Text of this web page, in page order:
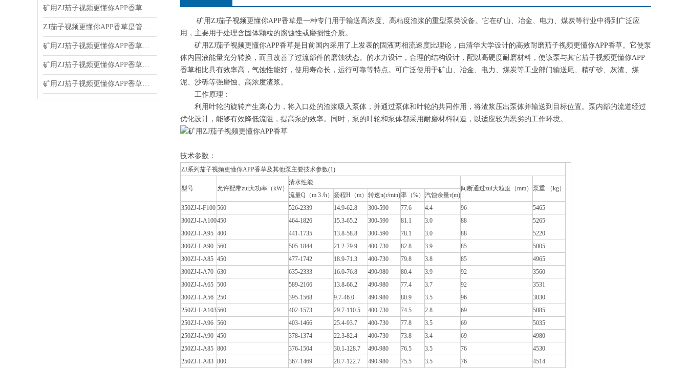
矿用ZJ茄子视频更懂你APP香草能够节省能源，提高生产效率
ZJ茄子视频更懂你APP香草是管道水利输送的关键设备
矿用ZJ茄子视频更懂你APP香草不出水的解决办法
矿用ZJ茄子视频更懂你APP香草是如何工作的呢
矿用ZJ茄子视频更懂你APP香草的工况点简单说明一下
矿用ZJ茄子视频更懂你APP香草是一种专门用于输送高浓度、高粘度渣浆的重型泵类设备。它在矿山、冶金、电力、煤炭等行业中得到广泛应
用，主要用于处理含固体颗粒的腐蚀性或磨损性介质。
矿用ZJ茄子视频更懂你APP香草是目前国内采用了上发表的固液两相流速度比理论，由清华大学设计的高效耐磨茄子视频更懂你APP香草。它使泵
体内固液能量充分转换，而且改善了过流部件的磨蚀状态。的水力设计，合理的结构设计，配以高硬度耐磨材料，使该泵与其它茄子视频更懂你APP
香草相比具有效率高，气蚀性能好，使用寿命长，运行可靠等特点。可广泛使用于矿山、冶金、电力、煤炭等工业部门输送尾、精矿砂、灰渣、煤
泥、沙砾等强磨蚀、高浓度渣浆。
工作原理：
利用叶轮的旋转产生离心力，将入口处的渣浆吸入泵体，并通过泵体和叶轮的共同作用，将渣浆压出泵体并输送到目标位置。泵内部的流道经过
优化设计，能够有效降低流阻，提高泵的效率。同时，泵的叶轮和泵体都采用耐磨材料制造，以适应较为恶劣的工作环境。
技术参数：
ZJ系列茄子视频更懂你APP香草及其他泵主要技术参数(1)
型号 允许配带zui大功率（kW）
清水性能
间断通过zui大粒度（mm） 泵重 （kg）
流量Q（m 3 /h） 扬程H（m） 转速n(r/min)率（%） 汽蚀余量r(m)
350ZJ-I-F100 560 526-2339 14.9-62.8 300-590 77.6 4.4 96
5465
300ZJ-I-A100450 464-1826 15.3-65.2 300-590 81.1 3.0 88
5265
300ZJ-I-A95 400 441-1735 13.8-58.8 300-590 78.1 3.0 88
5220
300ZJ-I-A90 560 505-1844 21.2-79.9 400-730 82.8 3.9 85
5005
300ZJ-I-A85 450 477-1742 18.9-71.3 400-730 79.8 3.8 85
4965
300ZJ-I-A70 630 635-2333 16.0-76.8 490-980 80.4 3.9 92
3560
300ZJ-I-A65 500 589-2166 13.8-66.2 490-980 77.4 3.7 92
3531
300ZJ-I-A56 250 395-1568 9.7-46.0 490-980 80.9 3.5 96
3030
250ZJ-I-A103560 402-1573 29.7-110.5 400-730 74.5 2.8 69
5085
250ZJ-I-A96 560 403-1466 25.4-93.7 400-730 77.8 3.5 69
5035
250ZJ-I-A90 450 378-1374 22.3-82.4 400-730 73.8 3.4 69
4980
250ZJ-I-A85 800 376-1504 30.1-128.7 490-980 76.5 3.5 76
4530
250ZJ-I-A83 800 367-1469 28.7-122.7 490-980 75.5 3.5 76
4514